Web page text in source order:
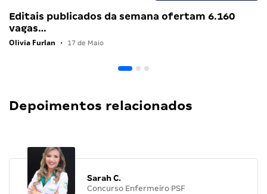
Editais publicados da semana ofertam 6.160
vagas…
Olivia Furlan • 17 de Maio
Depoimentos relacionados
Sarah C.
Concurso Enfermeiro PSF